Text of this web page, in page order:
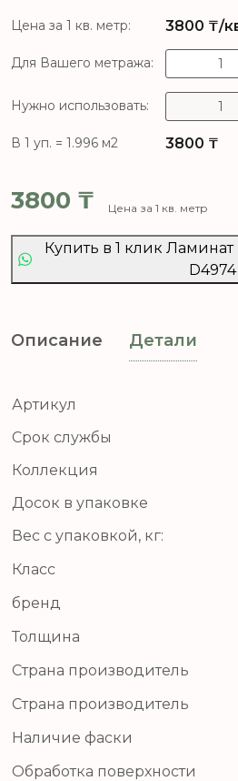
Цена за 1 кв. метр: 3800 ₸/
Для Вашего метража:
Нужно использовать:
В 1 уп. = 1.996 м2 3800 ₸
3800 ₸ Цена за 1 кв. метр
Купить в 1 клик
D4974
Описание Детали
Артикул
Срок службы
Коллекция
Досок в упаковке
Вес с упаковкой, кг:
Класс
бренд
Толщина
Страна производитель
Страна производитель
Наличие фаски
Обработка поверхности